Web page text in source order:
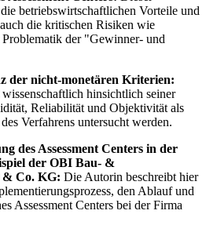
betriebswirtschaftlichen Vorteile und
die kritischen Risiken wie
der "Gewinner- und
der nicht-monetären Kriterien:
hinsichtlich seiner
Reliabilität und Objektivität als
Verfahrens untersucht werden.
des Assessment Centers in der
der OBI Bau- &
Co. KG: Die Autorin beschreibt hier
den Ablauf und
Assessment Centers bei der Firma